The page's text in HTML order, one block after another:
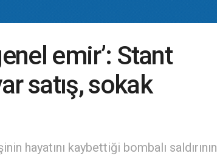
emir’: Stant
satış, sokak
hayatını kaybettiği bombalı saldırının